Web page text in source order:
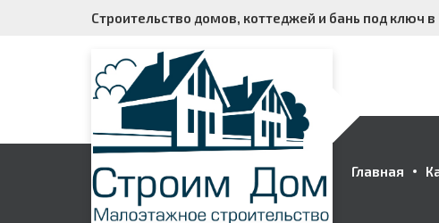
Строительство домов, коттеджей и бань под ключ
Главная